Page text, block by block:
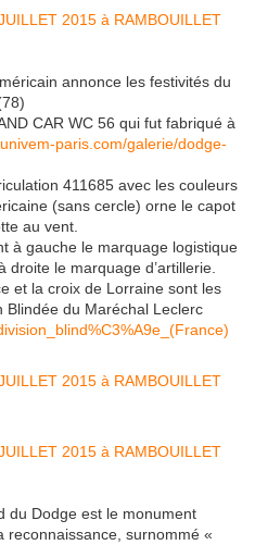
annonce les festivités du
CAR WC 56 qui fut fabriqué à
paris.com/galerie/dodge-
411685 avec les couleurs
(sans cercle) orne le capot
au vent.
à gauche le marquage logistique
le marquage d’artillerie.
et la croix de Lorraine sont les
Blindée du Maréchal Leclerc
du Dodge est le monument
reconnaissance, surnommé «